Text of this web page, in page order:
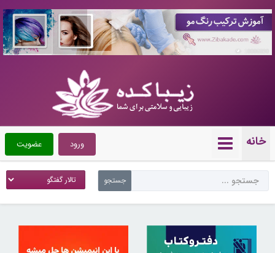
خانه عضویت ورود